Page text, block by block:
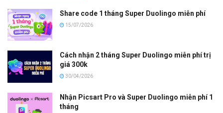
Share code 1 tháng Super Duolingo miễn phí
15/07/2026
Cách nhận 2 tháng Super Duolingo miễn phí trị
giá 300k
30/04/2026
Nhận Picsart Pro và Super Duolingo miễn phí 1
tháng